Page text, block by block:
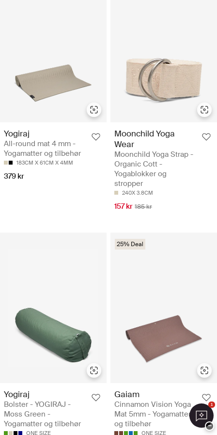
Yogiraj
All-round mat 4 mm -
Yogamatter og tilbehør
183CM X 61CM X 4MM
379 kr
Moonchild Yoga
Wear
Moonchild Yoga Strap -
Organic Cott -
Yogablokker og
stropper
240X 3.8CM
157 kr 185 kr
Yogiraj
Bolster - YOGIRAJ -
Moss Green -
Yogamatter og tilbehør
ONE SIZE
25% Deal
Gaiam
Cinnamon Vision Yoga
Mat 5mm - Yogamatter
og tilbehør
ONE SIZE
1
−